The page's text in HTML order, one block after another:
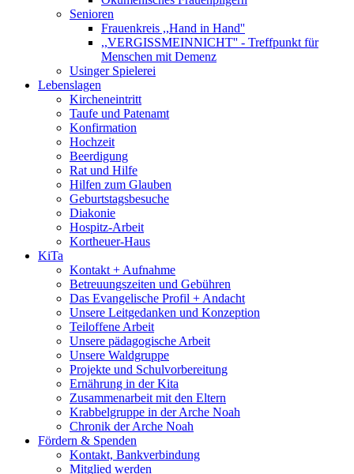
Senioren
Frauenkreis ,,Hand in Hand''
,,VERGISSMEINNICHT'' - Treffpunkt für
Menschen mit Demenz
Usinger Spielerei
Lebenslagen
Kircheneintritt
Taufe und Patenamt
Konfirmation
Hochzeit
Beerdigung
Rat und Hilfe
Hilfen zum Glauben
Geburtstagsbesuche
Diakonie
Hospitz-Arbeit
Kortheuer-Haus
KiTa
Kontakt + Aufnahme
Betreuungszeiten und Gebühren
Das Evangelische Profil + Andacht
Unsere Leitgedanken und Konzeption
Teiloffene Arbeit
Unsere pädagogische Arbeit
Unsere Waldgruppe
Projekte und Schulvorbereitung
Ernährung in der Kita
Zusammenarbeit mit den Eltern
Krabbelgruppe in der Arche Noah
Chronik der Arche Noah
Fördern & Spenden
Kontakt, Bankverbindung
Mitglied werden